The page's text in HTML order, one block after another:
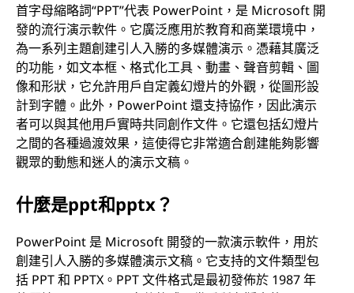
首字母縮略詞“PPT”代表 PowerPoint，是 Microsoft 開
發的流行演示軟件。它廣泛應用於教育和商業環境中，
為一系列主題創建引人入勝的多媒體演示。憑藉其廣泛
的功能，如文本框、格式化工具、動畫、聲音剪輯、圖
像和形狀，它允許用戶自定義幻燈片的外觀，從圖形設
計到字體。此外，PowerPoint 還支持協作，因此演示
者可以與其他用戶實時共同創作文件。它還包括幻燈片
之間的各種過渡效果，這使得它非常適合創建能夠影響
觀眾的動態和迷人的演示文稿。
什麼是ppt和pptx？
PowerPoint 是 Microsoft 開發的一款演示軟件，用於
創建引人入勝的多媒體演示文稿。它支持的文件類型包
括 PPT 和 PPTX。PPT 文件格式是最初發佈於 1987 年